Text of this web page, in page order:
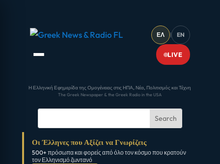
ΕΛ | EN
LIVE
Η Ελληνική Εφημερίδα της Ομογένειας στις ΗΠΑ, Νέα, Πολιτισμός και Τέχνη
The Greek Newspaper & the Greek Radio in the USA
Οι Έλληνες που Αξίζει να Γνωρίζεις
500+ πρόσωπα και φορείς από όλο τον κόσμο που κρατούν
τον Ελληνισμό ζωντανό